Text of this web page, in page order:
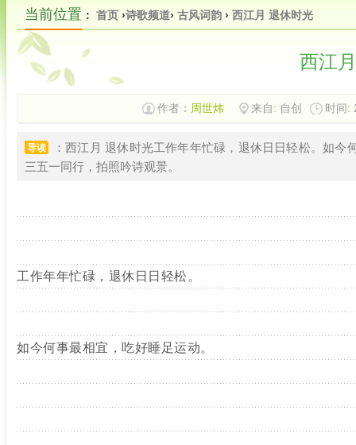
当前位置 ： 首页 ›诗歌频道› 古风词韵 › 西江月 退休时光
西江
作者： 周世炜 来自: 自创 时间:
导读
：西江月 退休时光工作年年忙碌，退休日日轻松。如
三五一同行，拍照吟诗观景。
工作年年忙碌，退休日日轻松。
如今何事最相宜，吃好睡足运动。